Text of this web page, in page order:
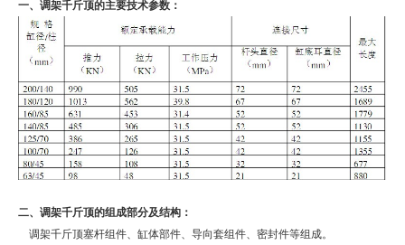
一、调架千斤顶的主要技术参数：
二、调架千斤顶的组成部分及结构：
调架千斤顶塞杆组件、缸体部件、导向套组件、密封件等组成。